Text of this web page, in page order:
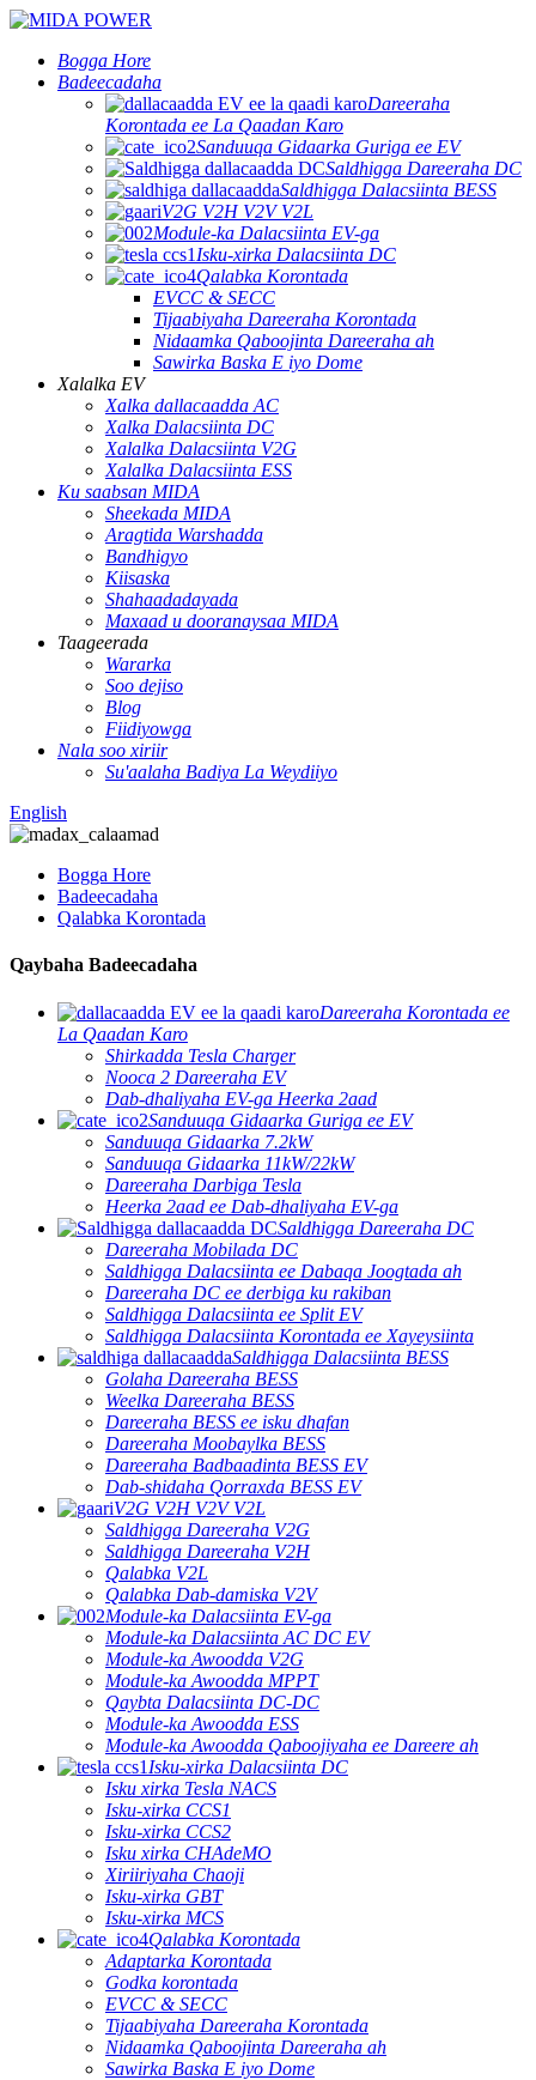
Bogga Hore
Badeecadaha
Dareeraha
Korontada ee La Qaadan Karo
Sanduuqa Gidaarka Guriga ee EV
Saldhigga Dareeraha DC
Saldhigga Dalacsiinta BESS
V2G V2H V2V V2L
Module-ka Dalacsiinta EV-ga
Isku-xirka Dalacsiinta DC
Qalabka Korontada
EVCC & SECC
Tijaabiyaha Dareeraha Korontada
Nidaamka Qaboojinta Dareeraha ah
Sawirka Baska E iyo Dome
Xalalka EV
Xalka dallacaadda AC
Xalka Dalacsiinta DC
Xalalka Dalacsiinta V2G
Xalalka Dalacsiinta ESS
Ku saabsan MIDA
Sheekada MIDA
Aragtida Warshadda
Bandhigyo
Kiisaska
Shahaadadayada
Maxaad u dooranaysaa MIDA
Taageerada
Wararka
Soo dejiso
Blog
Fiidiyowga
Nala soo xiriir
Su'aalaha Badiya La Weydiiyo
English
Bogga Hore
Badeecadaha
Qalabka Korontada
Qaybaha Badeecadaha
Dareeraha Korontada ee
La Qaadan Karo
Shirkadda Tesla Charger
Nooca 2 Dareeraha EV
Dab-dhaliyaha EV-ga Heerka 2aad
Sanduuqa Gidaarka Guriga ee EV
Sanduuqa Gidaarka 7.2kW
Sanduuqa Gidaarka 11kW/22kW
Dareeraha Darbiga Tesla
Heerka 2aad ee Dab-dhaliyaha EV-ga
Saldhigga Dareeraha DC
Dareeraha Mobilada DC
Saldhigga Dalacsiinta ee Dabaqa Joogtada ah
Dareeraha DC ee derbiga ku rakiban
Saldhigga Dalacsiinta ee Split EV
Saldhigga Dalacsiinta Korontada ee Xayeysiinta
Saldhigga Dalacsiinta BESS
Golaha Dareeraha BESS
Weelka Dareeraha BESS
Dareeraha BESS ee isku dhafan
Dareeraha Moobaylka BESS
Dareeraha Badbaadinta BESS EV
Dab-shidaha Qorraxda BESS EV
V2G V2H V2V V2L
Saldhigga Dareeraha V2G
Saldhigga Dareeraha V2H
Qalabka V2L
Qalabka Dab-damiska V2V
Module-ka Dalacsiinta EV-ga
Module-ka Dalacsiinta AC DC EV
Module-ka Awoodda V2G
Module-ka Awoodda MPPT
Qaybta Dalacsiinta DC-DC
Module-ka Awoodda ESS
Module-ka Awoodda Qaboojiyaha ee Dareere ah
Isku-xirka Dalacsiinta DC
Isku xirka Tesla NACS
Isku-xirka CCS1
Isku-xirka CCS2
Isku xirka CHAdeMO
Xiriiriyaha Chaoji
Isku-xirka GBT
Isku-xirka MCS
Qalabka Korontada
Adaptarka Korontada
Godka korontada
EVCC & SECC
Tijaabiyaha Dareeraha Korontada
Nidaamka Qaboojinta Dareeraha ah
Sawirka Baska E iyo Dome